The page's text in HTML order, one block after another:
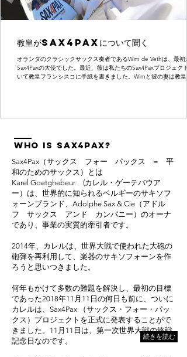
教皇がSax4Paxについて聞く
オランダのクラシックサックス奏者であるWim de Vethは、最初
Sax4Paxの大使でした。最近、彼は私たちのSax4Paxプロジェクト
いて教皇フランシスコに手紙を書きました。Wimと彼の妻は教皇
Who is Sax4Pax?
Sax4Pax（サックス フォー パックス = 平
和のためのサックス）とは
Karel Goetghebeur (カレル・ゲーテバウア
ー）は、世界的に知られるベルギーのサキソフ
ォーンブランド、Adolphe Sax & Cie（アドル
フ サックス アンド カンパニー）のオーナ
であり、事業の実質的牽引者です。
2014年、カレルは、世界大戦で使われた大砲の
砲弾を再利用して、楽器のサキソフォーンを作
ろうと思いつきました。
何年もかけて多数の難題を解決し、最初の目標
であった2018年11月11日の何日も前に、ついに
カレルは、Sax4Pax （サックス・フォー・パッ
クス）プロジェクトを正式に発表することがで
きました。11月11日は、第一次世界大戦の終戦
記念日なのです。
続きを読む